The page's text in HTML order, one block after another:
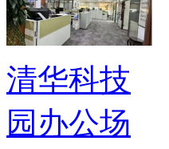
清华科技
园办公场